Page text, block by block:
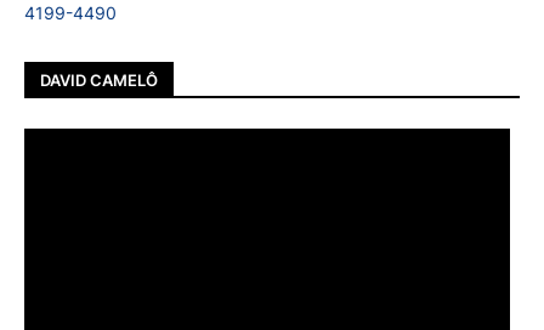
4199-4490
DAVID CAMELÔ